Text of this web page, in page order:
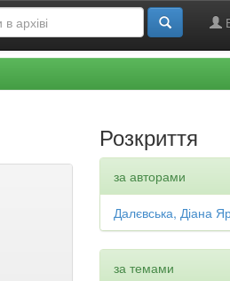
Розкриття
за авторами
Далєвська, Діана
за темами